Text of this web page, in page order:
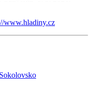
www.hladiny.cz